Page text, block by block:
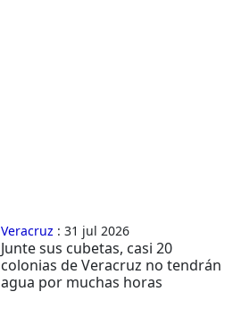
Veracruz : 31 jul 2026
Junte sus cubetas, casi 20
colonias de Veracruz no tendrán
agua por muchas horas